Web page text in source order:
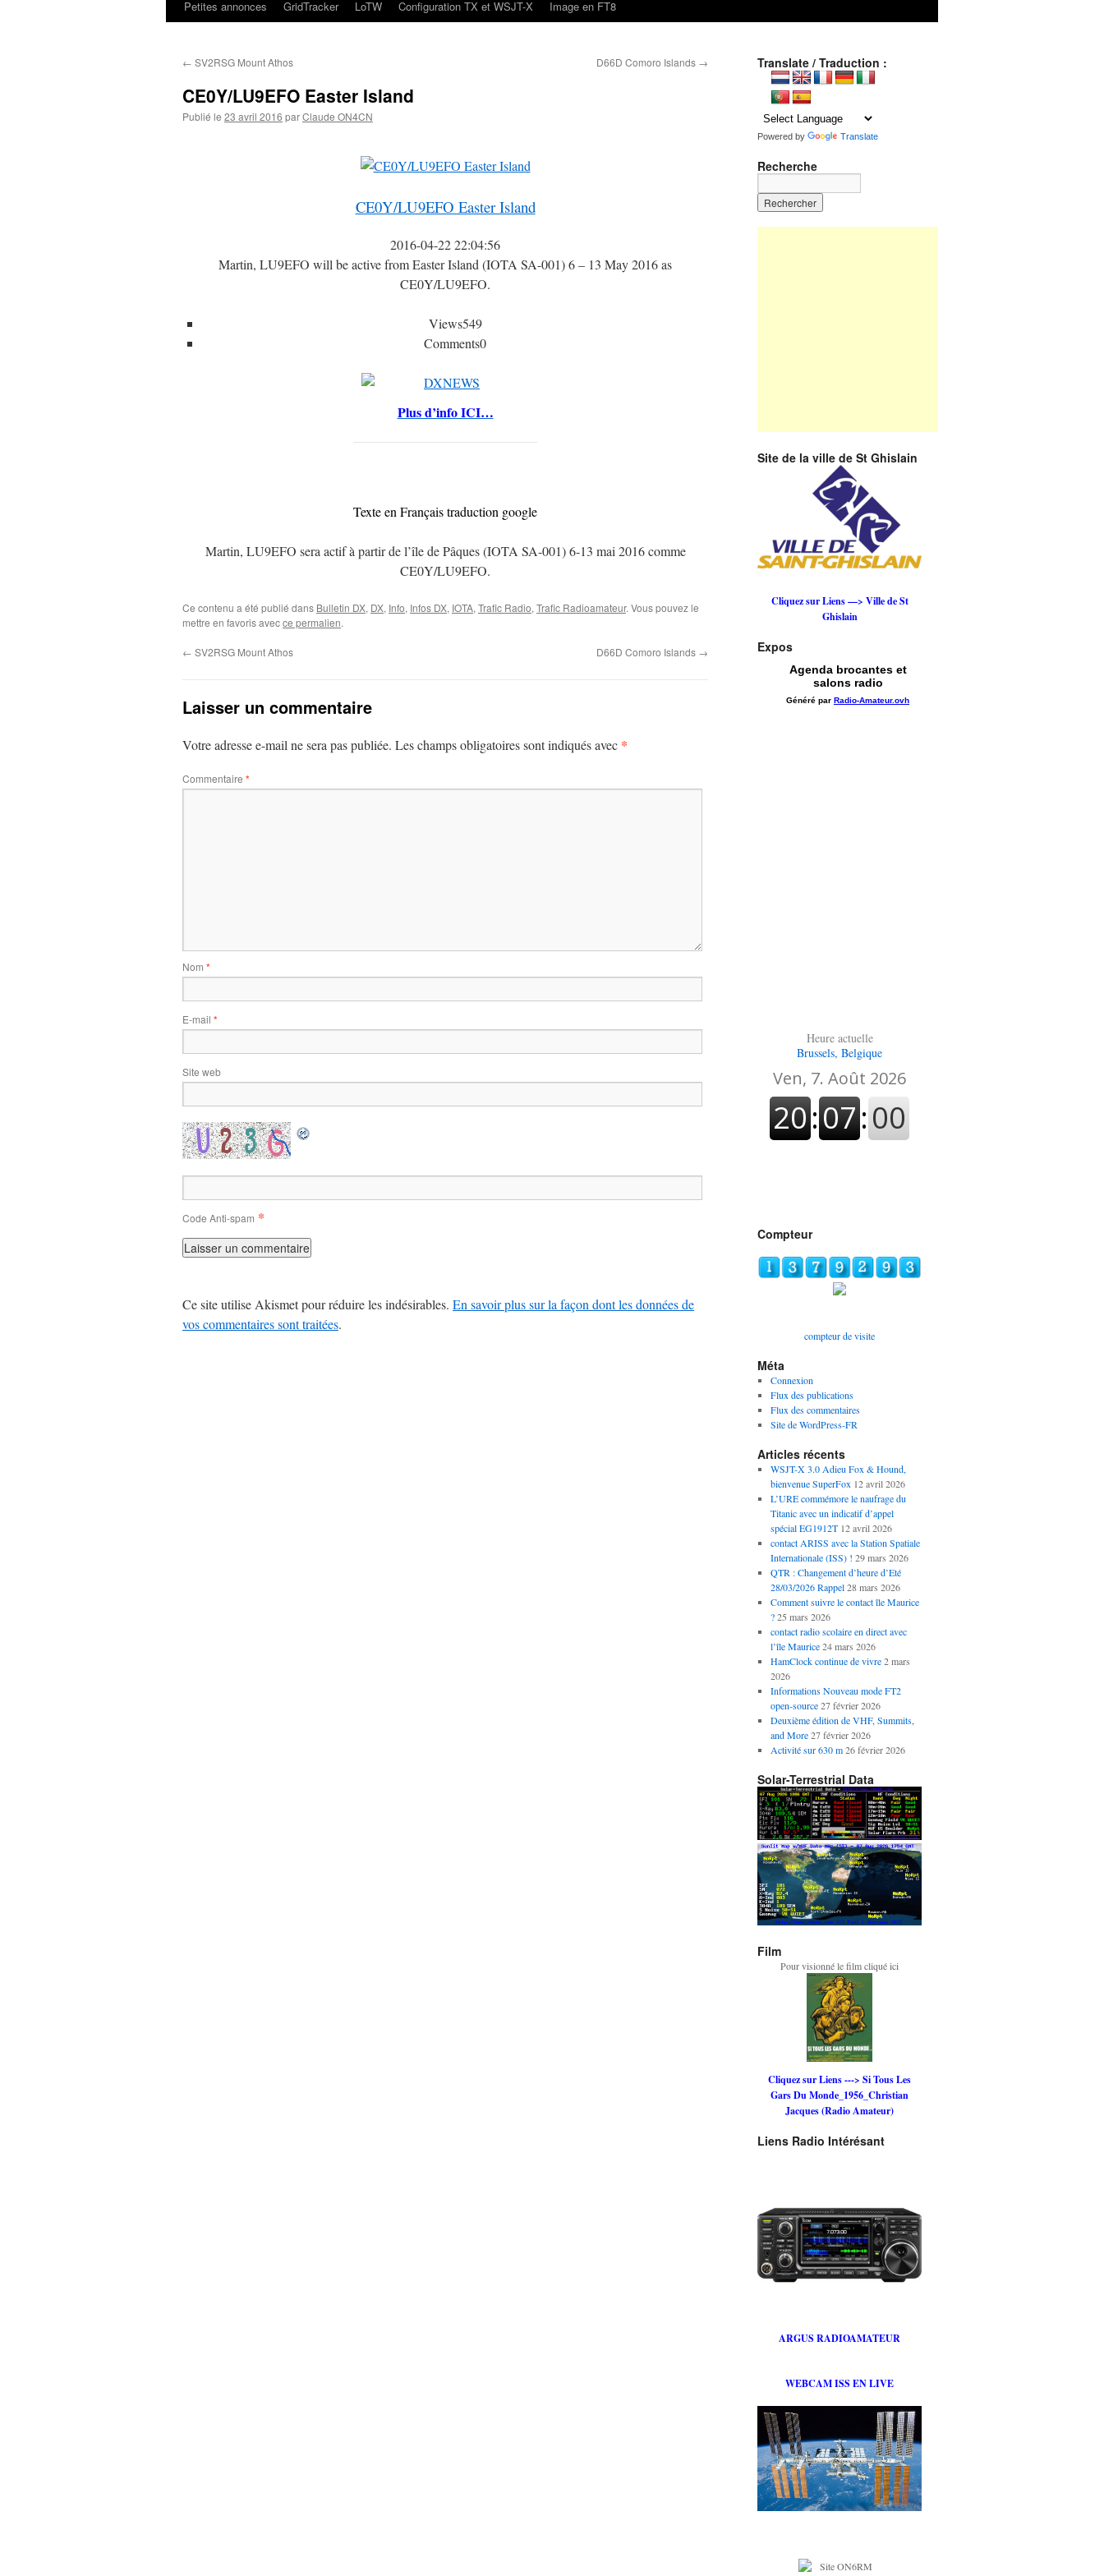
Petites annonces
GridTracker LoTW Configuration TX et WSJT-X Image en FT8
← SV2RSG Mount Athos D66D Comoro Islands →
CE0Y/LU9EFO Easter Island
Publié le 23 avril 2016 parClaude ON4CN
CE0Y/LU9EFO Easter Island
2016-04-22 22:04:56
Martin, LU9EFO will be active from Easter Island (IOTA SA-001) 6 – 13 May 2016 as
CE0Y/LU9EFO.
Views549
Comments0
Plus d’info ICI…
Texte en Français traduction google
Martin, LU9EFO sera actif à partir de l’île de Pâques (IOTA SA-001) 6-13 mai 2016 comme
CE0Y/LU9EFO.
Ce contenu a été publié dans Bulletin DX, DX, Info, Infos DX, IOTA, Trafic Radio, Trafic Radioamateur. Vous pouvez le
mettre en favoris avecce permalien.
← SV2RSG Mount Athos D66D Comoro Islands →
Laisser un commentaire
Votre adresse e-mail ne sera pas publiée. Les champs obligatoires sont indiqués avec *
Commentaire *
Nom *
E-mail *
Site web
Code Anti-spam *
Ce site utilise Akismet pour réduire les indésirables. En savoir plus sur la façon dont les données de
vos commentaires sont traitées.
Translate / Traduction :
Powered by Translate
Recherche
Site de la ville de St Ghislain
Cliquez sur Liens —> Ville de St
Ghislain
Expos
Heure actuelle
Brussels, Belgique
Compteur
compteur de visite
Méta
Connexion
Flux des publications
Flux des commentaires
Site de WordPress-FR
Articles récents
WSJT-X 3.0 Adieu Fox & Hound,
bienvenue SuperFox 12 avril 2026
L’URE commémore le naufrage du
Titanic avec un indicatif d’appel
spécial EG1912T 12 avril 2026
contact ARISS avec la Station Spatiale
Internationale (ISS) ! 29 mars 2026
QTR : Changement d’heure d’Eté
28/03/2026 Rappel 28 mars 2026
Comment suivre le contact île Maurice
? 25 mars 2026
contact radio scolaire en direct avec
l’île Maurice 24 mars 2026
HamClock continue de vivre 2 mars
2026
Informations Nouveau mode FT2
open-source 27 février 2026
Deuxième édition de VHF, Summits,
and More 27 février 2026
Activité sur 630 m 26 février 2026
Solar-Terrestrial Data
Film
Pour visionné le film cliqué ici
Cliquez sur Liens ---> Si Tous Les
Gars Du Monde_1956_Christian
Jacques (Radio Amateur)
Liens Radio Intérésant
ARGUS RADIOAMATEUR
WEBCAM ISS EN LIVE